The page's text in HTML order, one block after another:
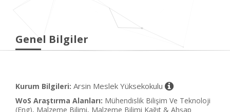
Genel Bilgiler
Kurum Bilgileri: Arsin Meslek Yüksekokulu
WoS Araştırma Alanları: Mühendislik Bilişim Ve Teknoloji
(Eng), Malzeme Bilimi, Malzeme Bilimi Kağıt & Ahşap